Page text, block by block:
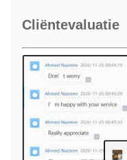
Cliëntevaluatie